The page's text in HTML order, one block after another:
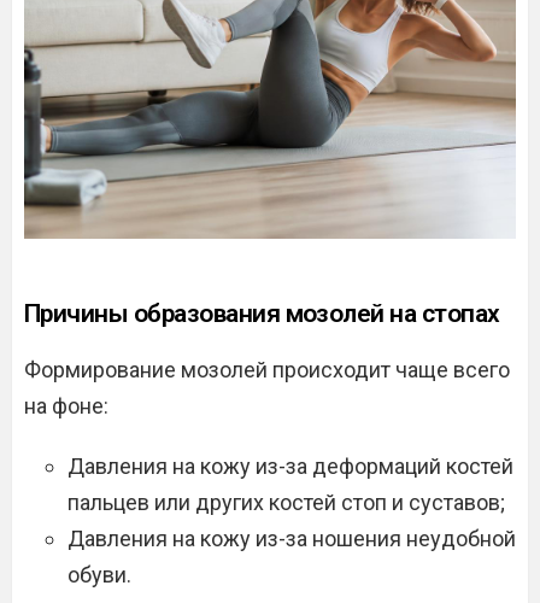
Причины образования мозолей на стопах
Формирование мозолей происходит чаще всего
на фоне:
Давления на кожу из-за деформаций костей
пальцев или других костей стоп и суставов;
Давления на кожу из-за ношения неудобной
обуви.